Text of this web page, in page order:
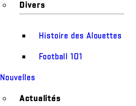
Divers
Histoire des Alouettes
Football 101
Nouvelles
Actualités